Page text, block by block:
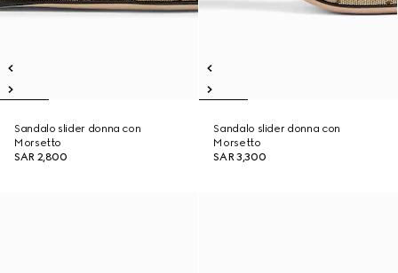
Sandalo slider donna con
Morsetto
SAR 2,800
Sandalo slider donna con
Morsetto
SAR 3,300